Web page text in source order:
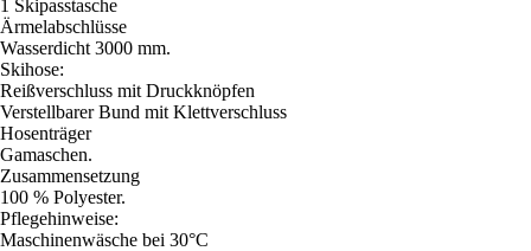
1 Skipasstasche
Ärmelabschlüsse
Wasserdicht 3000 mm.
Skihose:
Reißverschluss mit Druckknöpfen
Verstellbarer Bund mit Klettverschluss
Hosenträger
Gamaschen.
Zusammensetzung
100 % Polyester.
Pflegehinweise:
Maschinenwäsche bei 30°C